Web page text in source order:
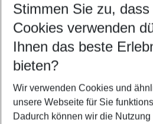
Abflughafen wählen
Beliebiger Abflughafen
Reisezeitraum wählen
09.08.26– 07.08.27 5-8
2 Erwachsene Keine Kinder
Mehr Filter
Stimmen Sie zu, dass
Cookies verwenden
Ihnen das beste
bieten?
Wir verwenden Cookies und
unsere Webseite für Sie
Dadurch können wir die